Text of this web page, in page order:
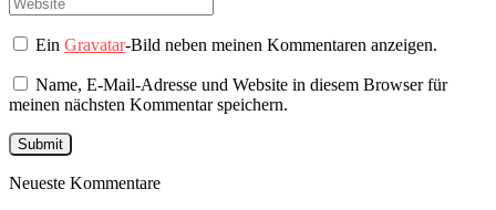
EinGravatar-Bild neben meinen Kommentaren anzeigen.
Name, E-Mail-Adresse und Website in diesem Browser für
meinen nächsten Kommentar speichern.
Neueste Kommentare